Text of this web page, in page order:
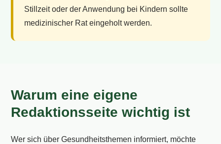
Stillzeit oder der Anwendung bei Kindern sollte
medizinischer Rat eingeholt werden.
Warum eine eigene
Redaktionsseite wichtig ist
Wer sich über Gesundheitsthemen informiert, möchte